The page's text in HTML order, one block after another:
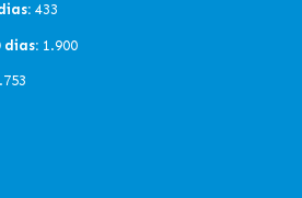
433
dias: 1.900